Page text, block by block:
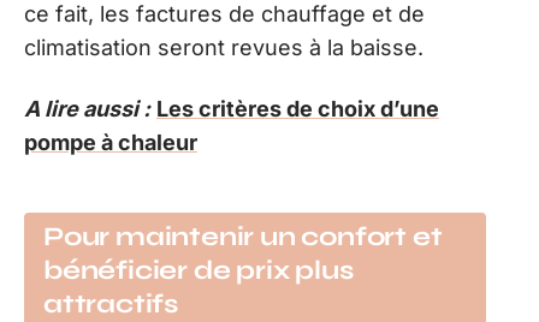
ce fait, les factures de chauffage et de
climatisation seront revues à la baisse.
A lire aussi : Les critères de choix d’une
pompe à chaleur
Pour maintenir un confort et
bénéficier de prix plus
attractifs